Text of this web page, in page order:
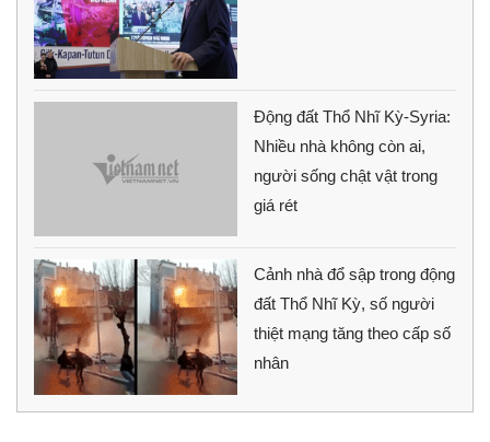
Động đất Thổ Nhĩ Kỳ-Syria:
Nhiều nhà không còn ai,
người sống chật vật trong
giá rét
Cảnh nhà đổ sập trong động
đất Thổ Nhĩ Kỳ, số người
thiệt mạng tăng theo cấp số
nhân